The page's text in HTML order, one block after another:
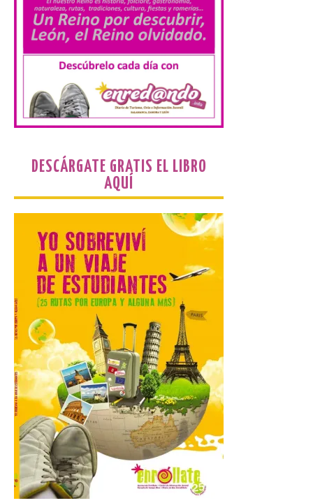
Durante la mañana de ayer
miércoles ha sido
registrada en el
solicitud relacionada con
la celebración de este evento. Ante las
informaciones aparecidas en distintos
medios de comunicación sobre la posible
celebración del denominado Iberia
Eclipse Festival en […]
La Universidad de León
retoma las excavaciones
profundizar en la vida
cotidiana de la Edad del
Hierro
6 Ago 2026
La novena campaña
arqueológica centrará sus
trabajos en el estudio de la
organización urbana y la
vida cotidiana del poblado
y contará con la participación de
estudiantes del grado en Historia. La
excavación se complementará con
actividades de divulgación abiertas […]
El Mercado Medieval abre
sus puertas en La Bañeza
con más de 60 puestos y
DESCÁRGATE GRATIS EL LIBRO
AQUÍ